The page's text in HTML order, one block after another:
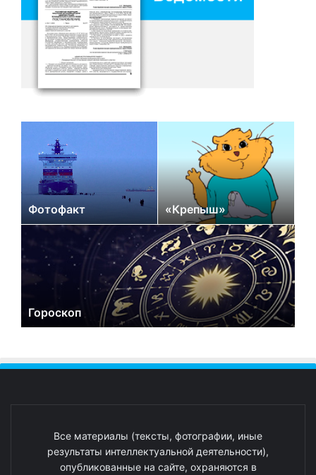
Фотофакт «Крепыш»
Гороскоп
Все материалы (тексты, фотографии, иные
результаты интеллектуальной деятельности),
опубликованные на сайте, охраняются в